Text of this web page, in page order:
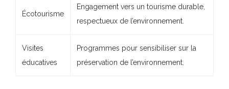
Écotourisme
Engagement vers un tourisme durable,
respectueux de l’environnement.
Visites
éducatives
Programmes pour sensibiliser sur la
préservation de l’environnement.